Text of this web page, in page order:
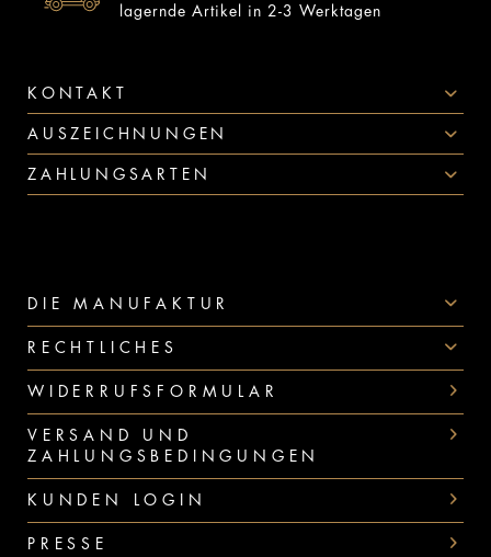
lagernde Artikel in 2-3 Werktagen
KONTAKT
AUSZEICHNUNGEN
ZAHLUNGSARTEN
DIE MANUFAKTUR
RECHTLICHES
WIDERRUFSFORMULAR
VERSAND UND
ZAHLUNGSBEDINGUNGEN
KUNDEN LOGIN
PRESSE